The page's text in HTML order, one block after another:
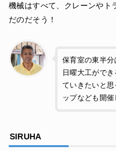
機械はすべて、クレーンやト
だのだそう！
保育室の東半
日曜大工がで
ていきたいと
ップなども開催
SIRUHA